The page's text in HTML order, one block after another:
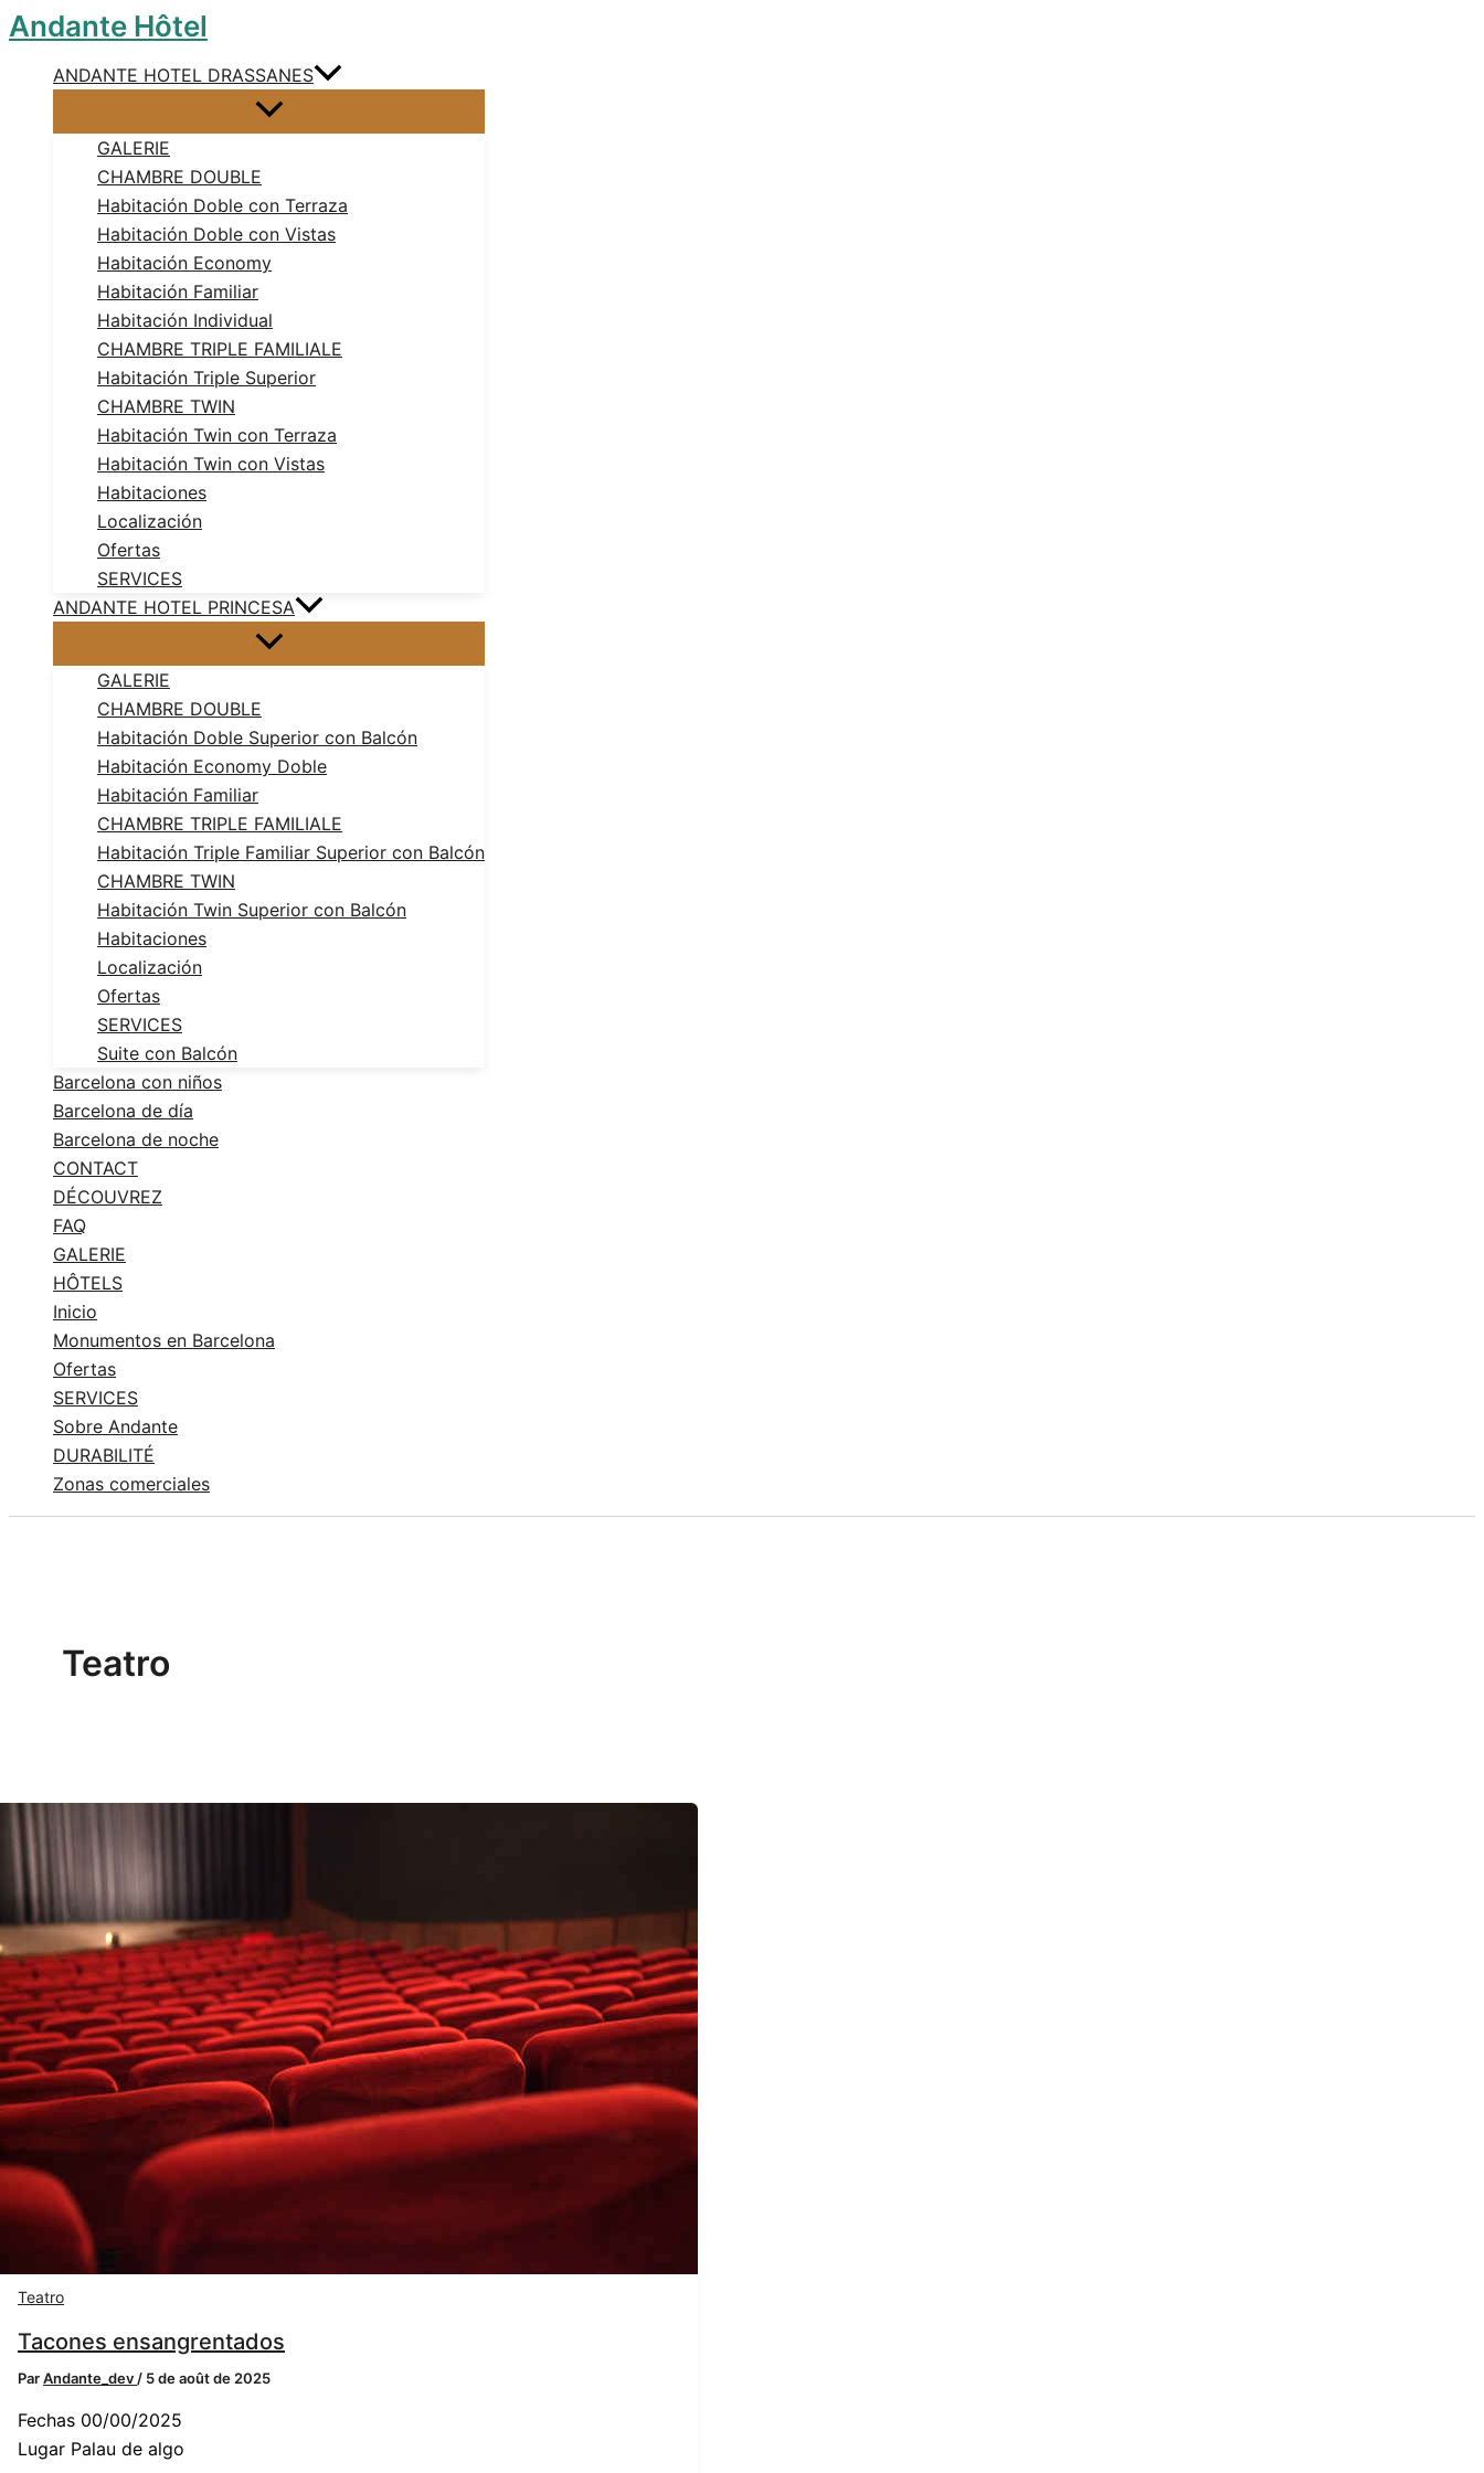
Aller
contenu
Andante Hôtel
ANDANTE HOTEL DRASSANES
GALERIE
CHAMBRE DOUBLE
Habitación Doble con Terraza
Habitación Doble con Vistas
Habitación Economy
Habitación Familiar
Habitación Individual
CHAMBRE TRIPLE FAMILIALE
Habitación Triple Superior
CHAMBRE TWIN
Habitación Twin con Terraza
Habitación Twin con Vistas
Habitaciones
Localización
Ofertas
SERVICES
ANDANTE HOTEL PRINCESA
GALERIE
CHAMBRE DOUBLE
Habitación Doble Superior con Balcón
Habitación Economy Doble
Habitación Familiar
CHAMBRE TRIPLE FAMILIALE
Habitación Triple Familiar Superior con Balcón
CHAMBRE TWIN
Habitación Twin Superior con Balcón
Habitaciones
Localización
Ofertas
SERVICES
Suite con Balcón
Barcelona con niños
Barcelona de día
Barcelona de noche
CONTACT
DÉCOUVREZ
FAQ
GALERIE
HÔTELS
Inicio
Monumentos en Barcelona
Ofertas
SERVICES
Sobre Andante
DURABILITÉ
Zonas comerciales
Teatro
Teatro
Tacones ensangrentados
ParAndante_dev/ 5 de août de 2025
Fechas 00/00/2025
Lugar Palau de algo